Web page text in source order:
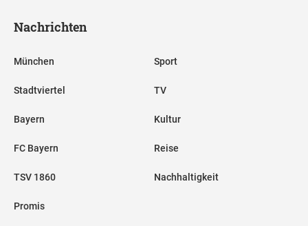
Nachrichten
München
Stadtviertel
Bayern
FC Bayern
TSV 1860
Promis
Sport
TV
Kultur
Reise
Nachhaltigkeit